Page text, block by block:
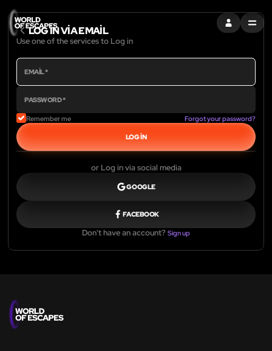
OTURUM AÇ
MENU
LOG IN VIA EMAIL
Use one of the services to Log in
Remember me Forgot your password?
LOG IN
or Log in via social media
GOOGLE
FACEBOOK
Don't have an account? Sign up